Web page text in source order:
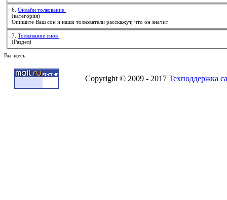
6.Онлайн толкование
(категория)
Опишите Ваш сон и наши толкователи расскажут, что он значит
7.Толкование снов
(Раздел)
Вы здесь:
Copyright © 2009 - 2017 Техподдержка